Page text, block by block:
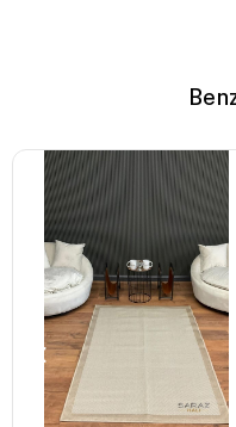
Kesinlikle mükemmel çok